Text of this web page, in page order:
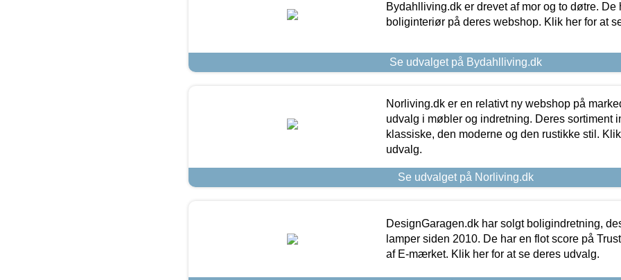
Bydahlliving.dk er drevet af mor og to døtre. De
boliginteriør på deres webshop. Klik her for at
Se udvalget på Bydahlliving.dk
Norliving.dk er en relativt ny webshop på
udvalg i møbler og indretning. Deres sortiment
klassiske, den moderne og den rustikke stil.
udvalg.
Se udvalget på Norliving.dk
DesignGaragen.dk har solgt boligindretning,
lamper siden 2010. De har en flot score på
af E-mærket. Klik her for at se deres udvalg.